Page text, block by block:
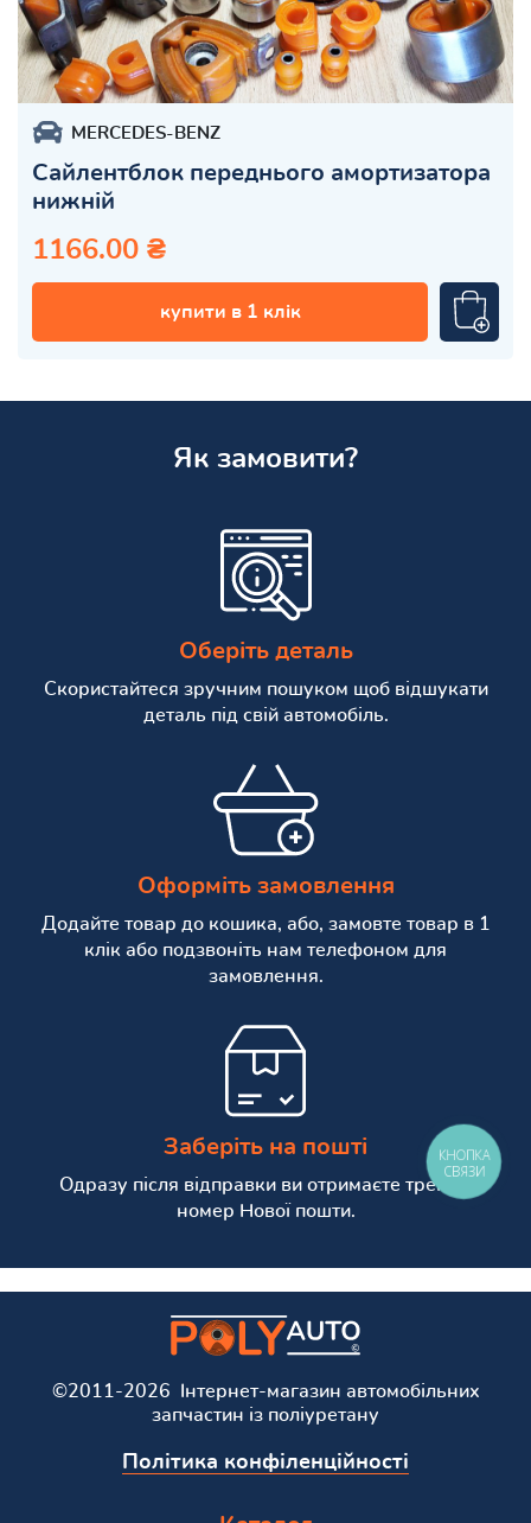
MERCEDES-BENZ
Сайлентблок переднього амортизатора
нижній
1166.00 ₴
купити в 1 клік
Як замовити?
Оберіть деталь
Скористайтеся зручним пошуком щоб відшукати
деталь під свій автомобіль.
Оформіть замовлення
Додайте товар до кошика, або, замовте товар в 1
клік або подзвоніть нам телефоном для
замовлення.
Заберіть на пошті
Одразу після відправки ви отримаєте трекінг
номер Нової пошти.
©2011-2026 Інтернет-магазин автомобільних
запчастин із поліуретану
Політика конфіленційності
КНОПКА
СВЯЗИ